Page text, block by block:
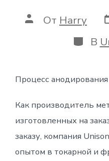
Автор
От Harry
В
Процесс анодирования
Как производитель
изготовленных на
заказу, компания
опытом в токарной и